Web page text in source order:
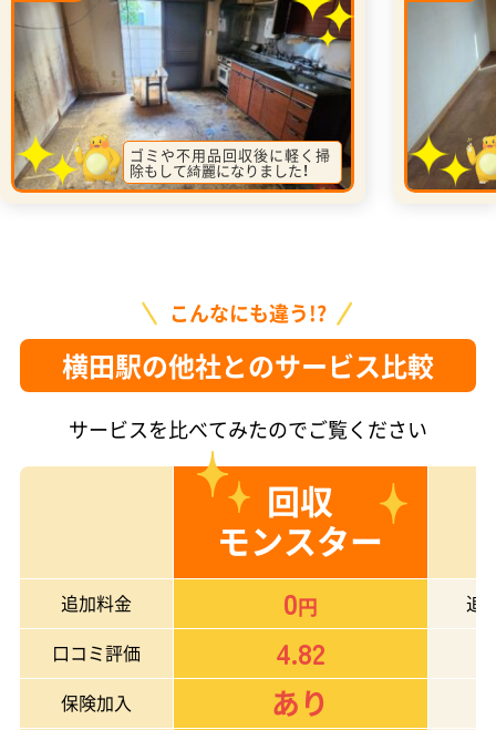
ゴミや不用品回収後に軽く掃
除もして綺麗になりました！
こんなにも違う!?
横田駅の他社とのサービス比較
サービスを比べてみたのでご覧ください
回収
モンスター
追加料金 0円
追
口コミ評価
4.82
保険加入 あり